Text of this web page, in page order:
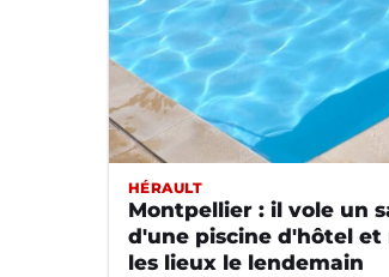
HÉRAULT
Montpellier : il vole un
d'une piscine d'hôtel
les lieux le lendemain